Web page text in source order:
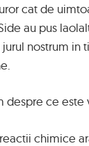
cat de
au pus
nostrum in
despre ce este
chimice